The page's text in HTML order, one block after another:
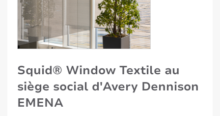
Squid® Window Textile au
siège social d'Avery Dennison
EMENA